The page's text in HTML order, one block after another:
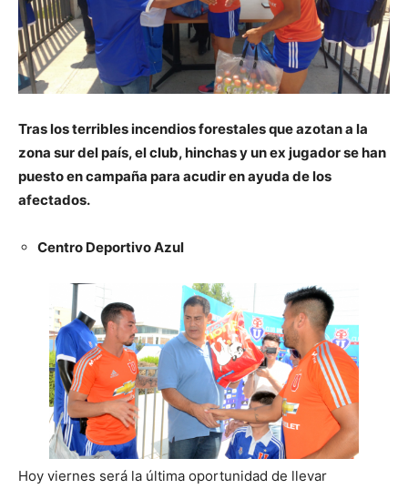
Tras los terribles incendios forestales que azotan a la
zona sur del país, el club, hinchas y un ex jugador se han
puesto en campaña para acudir en ayuda de los
afectados.
Centro Deportivo Azul
Hoy viernes será la última oportunidad de llevar